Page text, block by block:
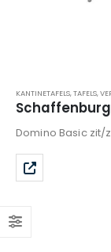
KANTINETAFELS,TAFELS,
Domino Basic zit/